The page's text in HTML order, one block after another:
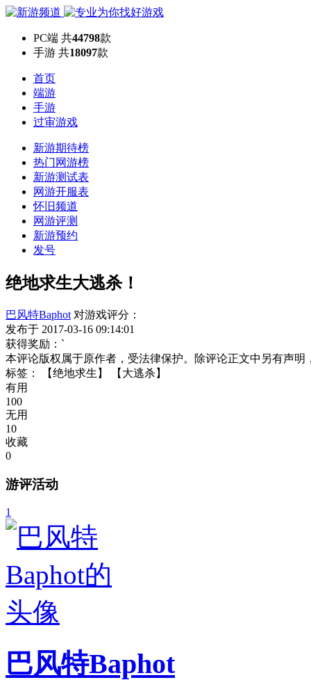
PC端 共44798款
手游 共18097款
首页
端游
手游
过审游戏
新游期待榜
热门网游榜
新游测试表
网游开服表
怀旧频道
网游评测
新游预约
发号
绝地求生大逃杀！
巴风特Baphot 对游戏评分：
发布于 2017-03-16 09:14:01
获得奖励：`
本评论版权属于原作者，受法律保护。除评论正文中另有声
标签：
【绝地求生】
【大逃杀】
有用
100
无用
10
收藏
0
游评活动
1
巴风特Baphot